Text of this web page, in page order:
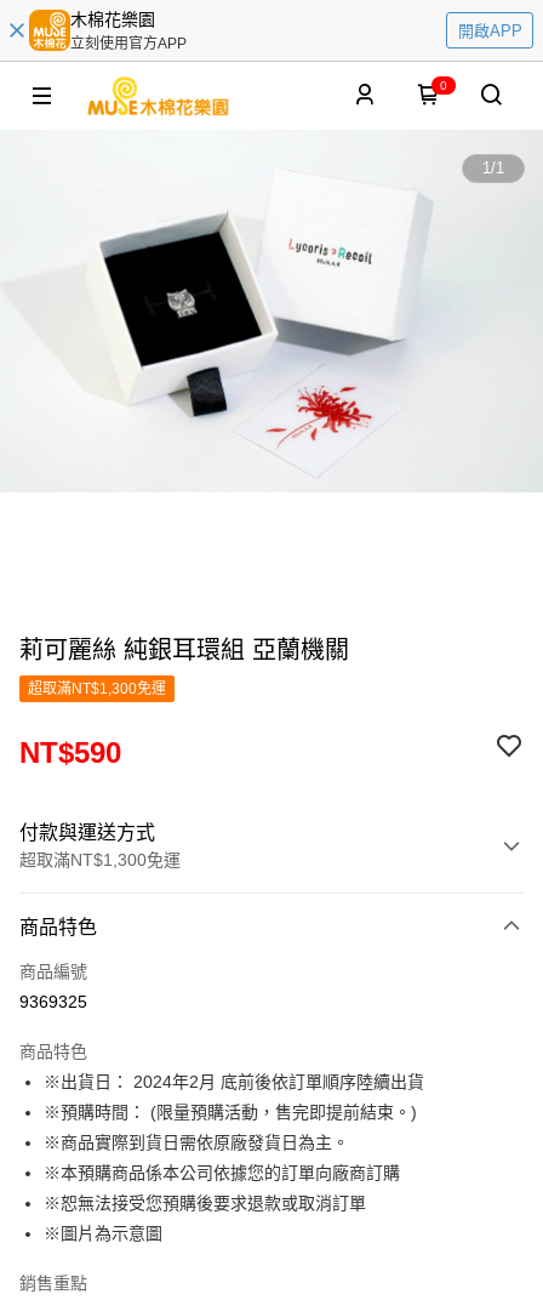
木棉花樂園
立刻使用官方APP
開啟APP
0
1/1
莉可麗絲 純銀耳環組 亞蘭機關
超取滿NT$1,300免運
NT$590
付款與運送方式
超取滿NT$1,300免運
信用卡一次付款
超商取貨付款
Apple Pay
悠遊付
Google Pay
ATM付款
商品特色
商品編號
9369325
商品特色
※出貨日： 2024年2月 底前後依訂單順序陸續出貨
※預購時間： (限量預購活動，售完即提前結束。)
※商品實際到貨日需依原廠發貨日為主。
※本預購商品係本公司依據您的訂單向廠商訂購
※恕無法接受您預購後要求退款或取消訂單
※圖片為示意圖
銷售重點